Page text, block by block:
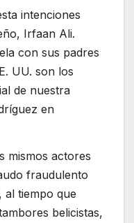
intenciones
Irfaan Ali.
con sus padres
UU. son los
de nuestra
en
mismos actores
fraudulento
al tiempo que
belicistas,